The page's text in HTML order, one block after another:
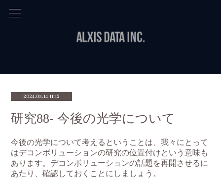
2024.05.14 11:12
研究88- 今後の光学について